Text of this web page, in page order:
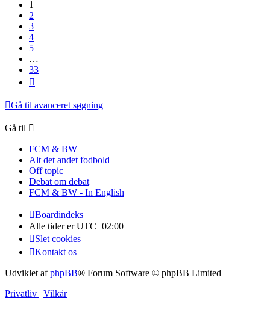
1
2
3
4
5
…
33
Gå til avanceret søgning
Gå til
FCM & BW
Alt det andet fodbold
Off topic
Debat om debat
FCM & BW - In English
Boardindeks
Alle tider erUTC+02:00
Slet cookies
Kontakt os
Udviklet afphpBB® Forum Software © phpBB Limited
Privatliv
Vilkår